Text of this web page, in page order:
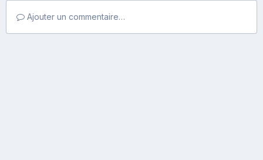
Ajouter un commentaire…